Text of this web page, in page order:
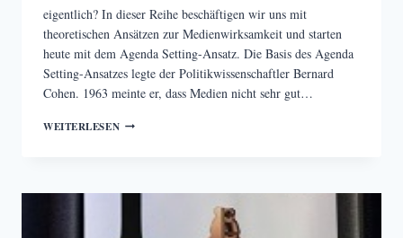
eigentlich? In dieser Reihe beschäftigen wir uns mit
theoretischen Ansätzen zur Medienwirksamkeit und starten
heute mit dem Agenda Setting-Ansatz. Die Basis des Agenda
Setting-Ansatzes legte der Politikwissenschaftler Bernard
Cohen. 1963 meinte er, dass Medien nicht sehr gut…
WEITERLESENAGENDA
1